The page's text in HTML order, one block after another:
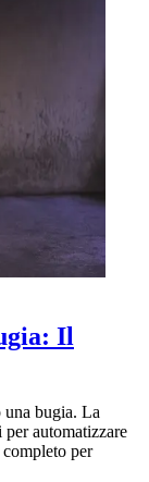
Il
bugia. La
automatizzare
per